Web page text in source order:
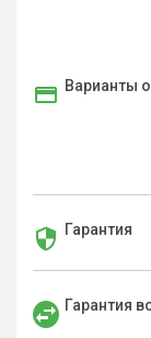
Варианты
Гарантия
Гарантия